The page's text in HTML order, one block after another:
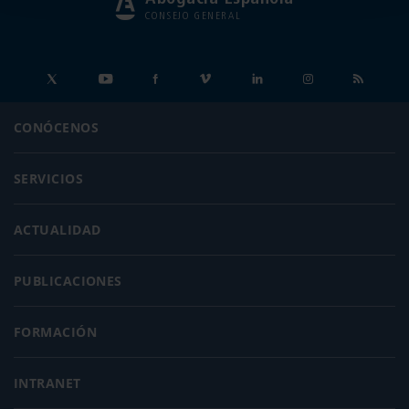
CONSEJO GENERAL
CONÓCENOS
SERVICIOS
ACTUALIDAD
PUBLICACIONES
FORMACIÓN
INTRANET